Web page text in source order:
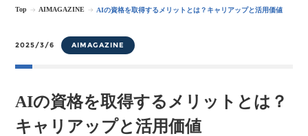
Top AIMAGAZINE AIの資格を取得するメリットとは？キャリアップと活用価値
2025/3/6 AIMAGAZINE
AIの資格を取得するメリットとは？
キャリアップと活用価値